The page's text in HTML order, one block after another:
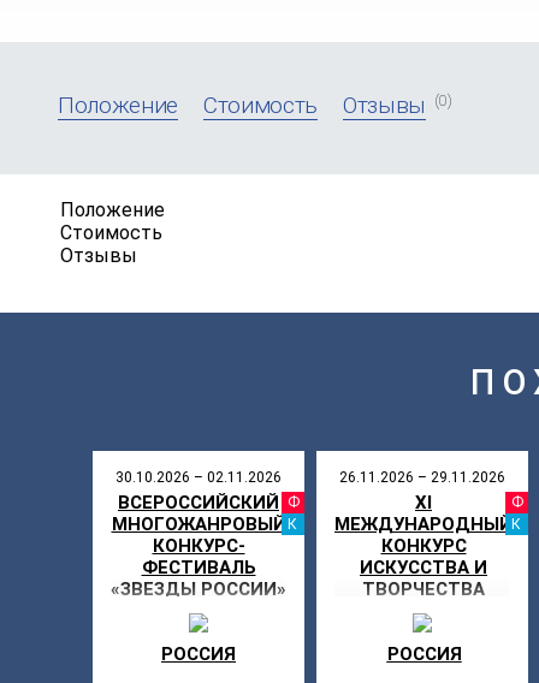
Положение Стоимость Отзывы (0)
Положение
Стоимость
Отзывы
30.10.2026 – 02.11.2026
КАНИКУЛЫ
ВСЕРОССИЙСКИЙ
МНОГОЖАНРОВЫЙ
КОНКУРС-
ФЕСТИВАЛЬ
«ЗВЕЗДЫ РОССИИ»
РОССИЯ
26.11.2026 – 29.11.2026
XI
МЕЖДУНАРОДНЫЙ
КОНКУРС
ИСКУССТВА И
ТВОРЧЕСТВА
«ЗОЛОТАЯ
ЗВЕЗДА» (GOLD
STAR)
РОССИЯ